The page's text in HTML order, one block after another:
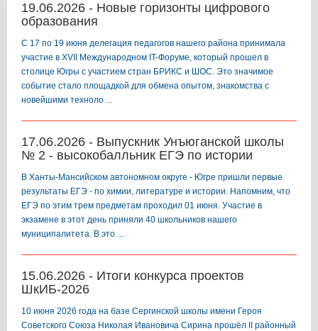
19.06.2026 - Новые горизонты цифрового
образования
️С 17 по 19 июня делегация педагогов нашего района принимала
участие в XVII Международном IT-Форуме, который прошел в
столице Югры с участием стран БРИКС и ШОС. Это значимое
событие стало площадкой для обмена опытом, знакомства с
новейшими техноло ...
17.06.2026 - Выпускник Унъюганской школы
№ 2 - высокобалльник ЕГЭ по истории
В Ханты-Мансийском автономном округе - Югре пришли первые
результаты ЕГЭ - по химии, литературе и истории. Напомним, что
ЕГЭ по этим трем предметам проходил 01 июня. Участие в
экзамене в этот день приняли 40 школьников нашего
муниципалитета. В это ...
15.06.2026 - Итоги конкурса проектов
ШкИБ-2026
10 июня 2026 года на базе Сергинской школы имени Героя
Советского Союза Николая Ивановича Сирина прошёл II районный